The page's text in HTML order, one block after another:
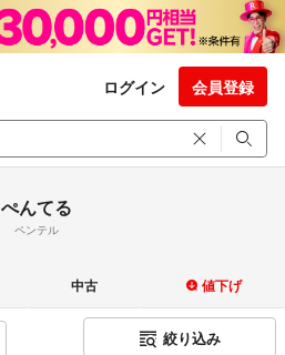
ログイン 会員登録
ぺんてる
ペンテル
中古 値下げ
絞り込み